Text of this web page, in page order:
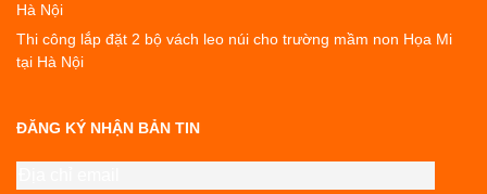
Hà Nội
Thi công lắp đặt 2 bộ vách leo núi cho trường mầm non Họa Mi
tại Hà Nội
ĐĂNG KÝ NHẬN BẢN TIN